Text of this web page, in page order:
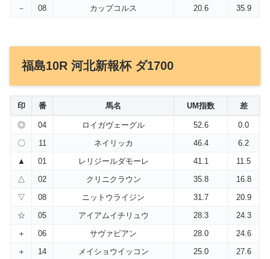
－
08 カップコルス 20.6 35.9
福島10R 河北新報杯 ダ1700
印 番 馬名 UM指数 差
◎ 04 ロイガヴェーグル 52.6
0.0
〇
11 ネイリッカ 46.4
6.2
▲
01 レリジールダモーレ 41.1
11.5
△
02 クリニクラウン 35.8
16.8
▽
08 ニットウライジン 31.7
20.9
☆
05 アイアムイチリュウ 28.3
24.3
＋
06 サヴァビアン 28.0
24.6
＋
14 メイショウイッコン 25.0
27.6